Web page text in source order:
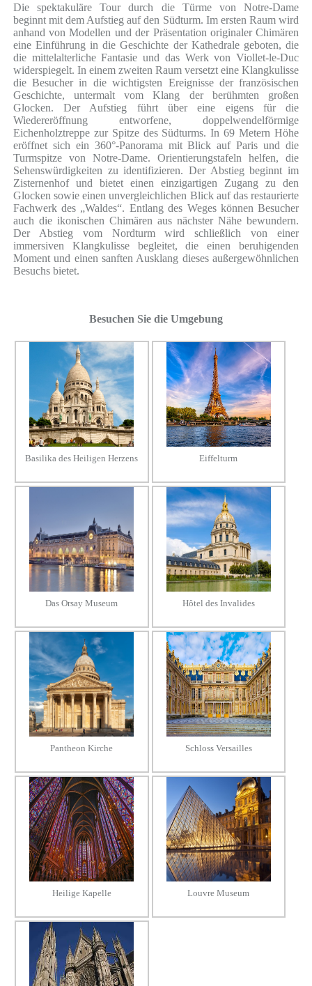
Die spektakuläre Tour durch die Türme von Notre-Dame
beginnt mit dem Aufstieg auf den Südturm. Im ersten Raum wird
anhand von Modellen und der Präsentation originaler Chimären
eine Einführung in die Geschichte der Kathedrale geboten, die
die mittelalterliche Fantasie und das Werk von Viollet-le-Duc
widerspiegelt. In einem zweiten Raum versetzt eine Klangkulisse
die Besucher in die wichtigsten Ereignisse der französischen
Geschichte, untermalt vom Klang der berühmten großen
Glocken. Der Aufstieg führt über eine eigens für die
Wiedereröffnung entworfene, doppelwendelförmige
Eichenholztreppe zur Spitze des Südturms. In 69 Metern Höhe
eröffnet sich ein 360°-Panorama mit Blick auf Paris und die
Turmspitze von Notre-Dame. Orientierungstafeln helfen, die
Sehenswürdigkeiten zu identifizieren. Der Abstieg beginnt im
Zisternenhof und bietet einen einzigartigen Zugang zu den
Glocken sowie einen unvergleichlichen Blick auf das restaurierte
Fachwerk des „Waldes“. Entlang des Weges können Besucher
auch die ikonischen Chimären aus nächster Nähe bewundern.
Der Abstieg vom Nordturm wird schließlich von einer
immersiven Klangkulisse begleitet, die einen beruhigenden
Moment und einen sanften Ausklang dieses außergewöhnlichen
Besuchs bietet.
Besuchen Sie die Umgebung
Basilika des Heiligen Herzens Eiffelturm
Das Orsay Museum Hôtel des Invalides
Pantheon Kirche Schloss Versailles
Heilige Kapelle Louvre Museum